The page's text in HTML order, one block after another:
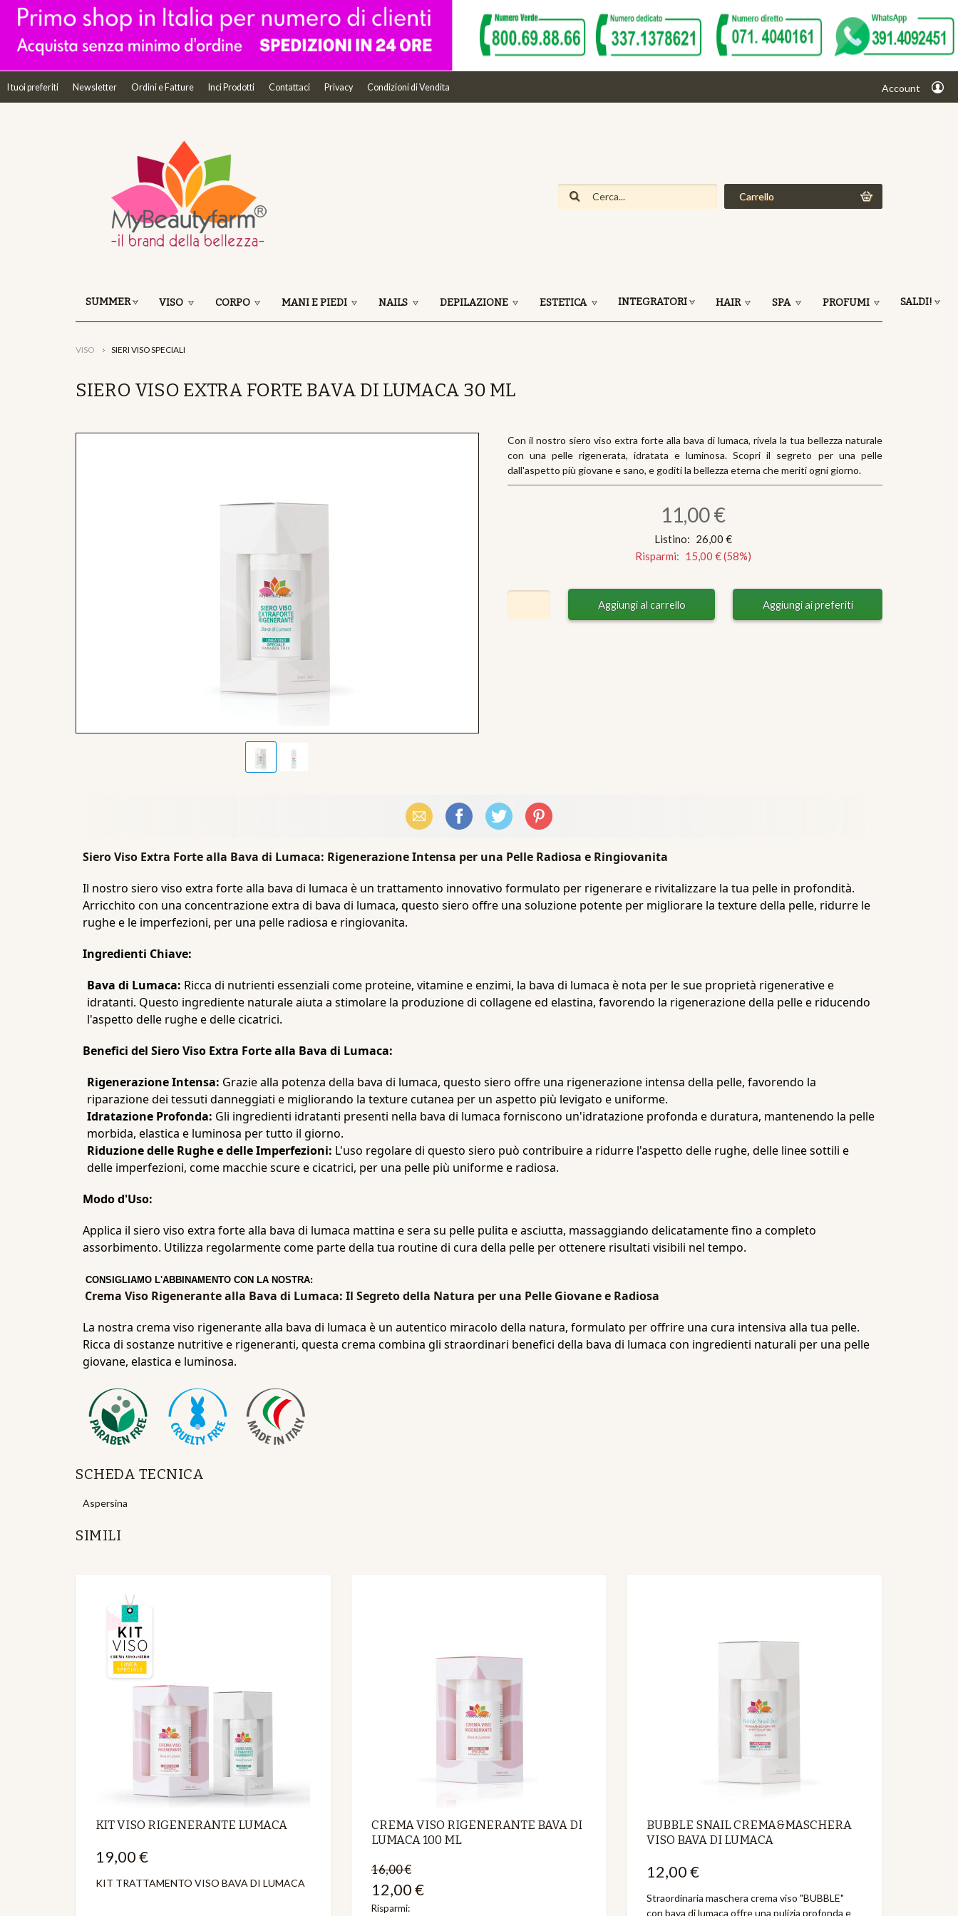
Carrello
Account
I tuoi preferiti Newsletter Ordini e Fatture Inci Prodotti Contattaci Privacy Condizioni di Vendita
SUMMER VISO CORPO MANI E PIEDI NAILS DEPILAZIONE ESTETICA INTEGRATORI HAIR SPA PROFUMI SALDI!
VISO SIERI VISO SPECIALI
SIERO VISO EXTRA FORTE BAVA DI LUMACA 30 ML
Con il nostro siero viso extra forte alla bava di lumaca, rivela la tua bellezza naturale
con una pelle rigenerata, idratata e luminosa. Scopri il segreto per una pelle
dall'aspetto più giovane e sano, e goditi la bellezza eterna che meriti ogni giorno.
11,00 €
Listino: 26,00 €
Risparmi: 15,00 €(58%)
Email FacebookX (Twitter)Pinterest
Siero Viso Extra Forte alla Bava di Lumaca: Rigenerazione Intensa per una Pelle Radiosa e Ringiovanita
Il nostro siero viso extra forte alla bava di lumaca è un trattamento innovativo formulato per rigenerare e rivitalizzare la tua pelle in profondità.
Arricchito con una concentrazione extra di bava di lumaca, questo siero offre una soluzione potente per migliorare la texture della pelle, ridurre le
rughe e le imperfezioni, per una pelle radiosa e ringiovanita.
Ingredienti Chiave:
Bava di Lumaca: Ricca di nutrienti essenziali come proteine, vitamine e enzimi, la bava di lumaca è nota per le sue proprietà rigenerative e
idratanti. Questo ingrediente naturale aiuta a stimolare la produzione di collagene ed elastina, favorendo la rigenerazione della pelle e riducendo
l'aspetto delle rughe e delle cicatrici.
Benefici del Siero Viso Extra Forte alla Bava di Lumaca:
Rigenerazione Intensa: Grazie alla potenza della bava di lumaca, questo siero offre una rigenerazione intensa della pelle, favorendo la
riparazione dei tessuti danneggiati e migliorando la texture cutanea per un aspetto più levigato e uniforme.
Idratazione Profonda: Gli ingredienti idratanti presenti nella bava di lumaca forniscono un'idratazione profonda e duratura, mantenendo la pelle
morbida, elastica e luminosa per tutto il giorno.
Riduzione delle Rughe e delle Imperfezioni: L'uso regolare di questo siero può contribuire a ridurre l'aspetto delle rughe, delle linee sottili e
delle imperfezioni, come macchie scure e cicatrici, per una pelle più uniforme e radiosa.
Modo d'Uso:
Applica il siero viso extra forte alla bava di lumaca mattina e sera su pelle pulita e asciutta, massaggiando delicatamente fino a completo
assorbimento. Utilizza regolarmente come parte della tua routine di cura della pelle per ottenere risultati visibili nel tempo.
CONSIGLIAMO L'ABBINAMENTO CON LA NOSTRA:
Crema Viso Rigenerante alla Bava di Lumaca: Il Segreto della Natura per una Pelle Giovane e Radiosa
La nostra crema viso rigenerante alla bava di lumaca è un autentico miracolo della natura, formulato per offrire una cura intensiva alla tua pelle.
Ricca di sostanze nutritive e rigeneranti, questa crema combina gli straordinari benefici della bava di lumaca con ingredienti naturali per una pelle
giovane, elastica e luminosa.
SCHEDA TECNICA
Aspersina
SIMILI
KIT VISO RIGENERANTE LUMACA
19,00 €
KIT TRATTAMENTO VISO BAVA DI LUMACA
CREMA VISO RIGENERANTE BAVA DI
LUMACA 100 ML
16,00 €
12,00 €
Risparmi:
BUBBLE SNAIL CREMA&MASCHERA
VISO BAVA DI LUMACA
12,00 €
Straordinaria maschera crema viso "BUBBLE"
con bava di lumaca offre una pulizia profonda e